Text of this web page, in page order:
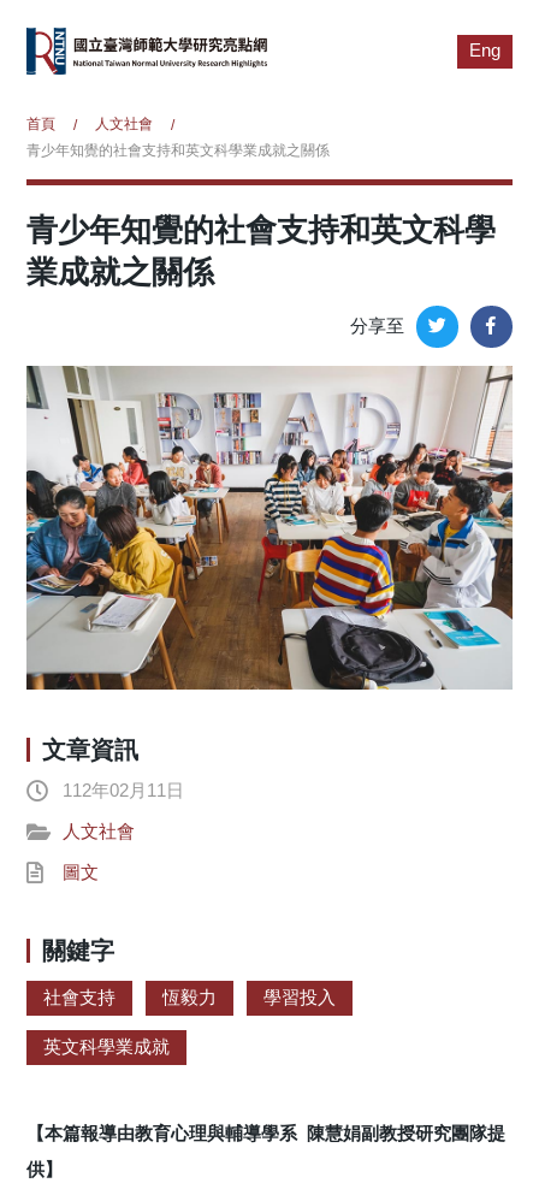
Eng
首頁 / 人文社會
/
青少年知覺的社會支持和英文科學業成就之關係
青少年知覺的社會支持和英文科學
業成就之關係
分享至
文章資訊
112年02月11日
人文社會
圖文
關鍵字
社會支持 恆毅力 學習投入
英文科學業成就
【本篇報導由教育心理與輔導學系 陳慧娟副教授研究團隊提
供】